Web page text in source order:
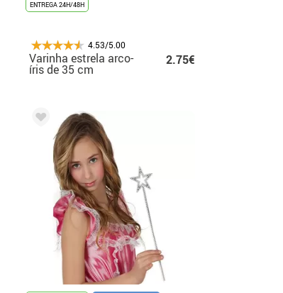
ENTREGA 24H/48H
4.53/5.00
Varinha estrela arco-
íris de 35 cm
2.75€